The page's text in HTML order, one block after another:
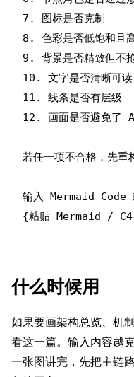
7. 图标是否克制
8. 色彩是否低饱和且
9. 背景是否精致但不
10. 文字是否清晰可读
11. 线条是否有层级
12. 画面是否避免了
若任一项不合格，先重
输入 Mermaid Code
什么时候用
如果要画架构总览、机
看这一篇。输入内容越
一张图讲完，先把主链